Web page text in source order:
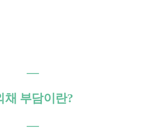
―
채 부담이란?
―